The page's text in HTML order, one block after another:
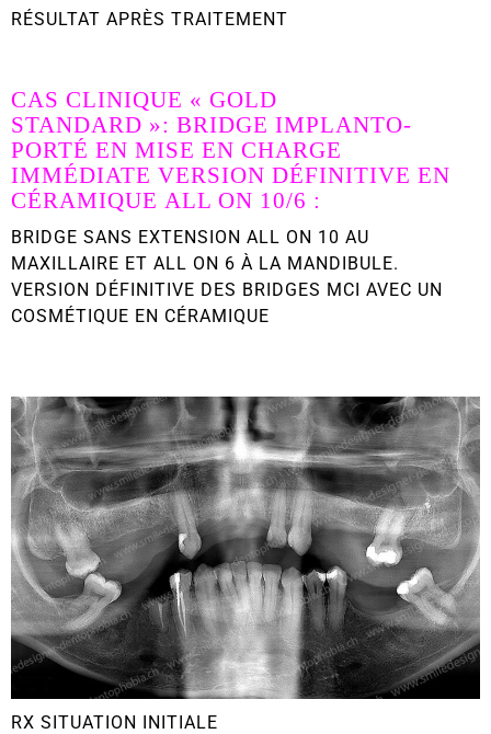
RÉSULTAT APRÈS TRAITEMENT
CAS CLINIQUE « GOLD
STANDARD »: BRIDGE IMPLANTO-
PORTÉ EN MISE EN CHARGE
IMMÉDIATE VERSION DÉFINITIVE EN
CÉRAMIQUE ALL ON 10/6 :
BRIDGE SANS EXTENSION ALL ON 10 AU
MAXILLAIRE ET ALL ON 6 À LA MANDIBULE.
VERSION DÉFINITIVE DES BRIDGES MCI AVEC UN
COSMÉTIQUE EN CÉRAMIQUE
RX SITUATION INITIALE